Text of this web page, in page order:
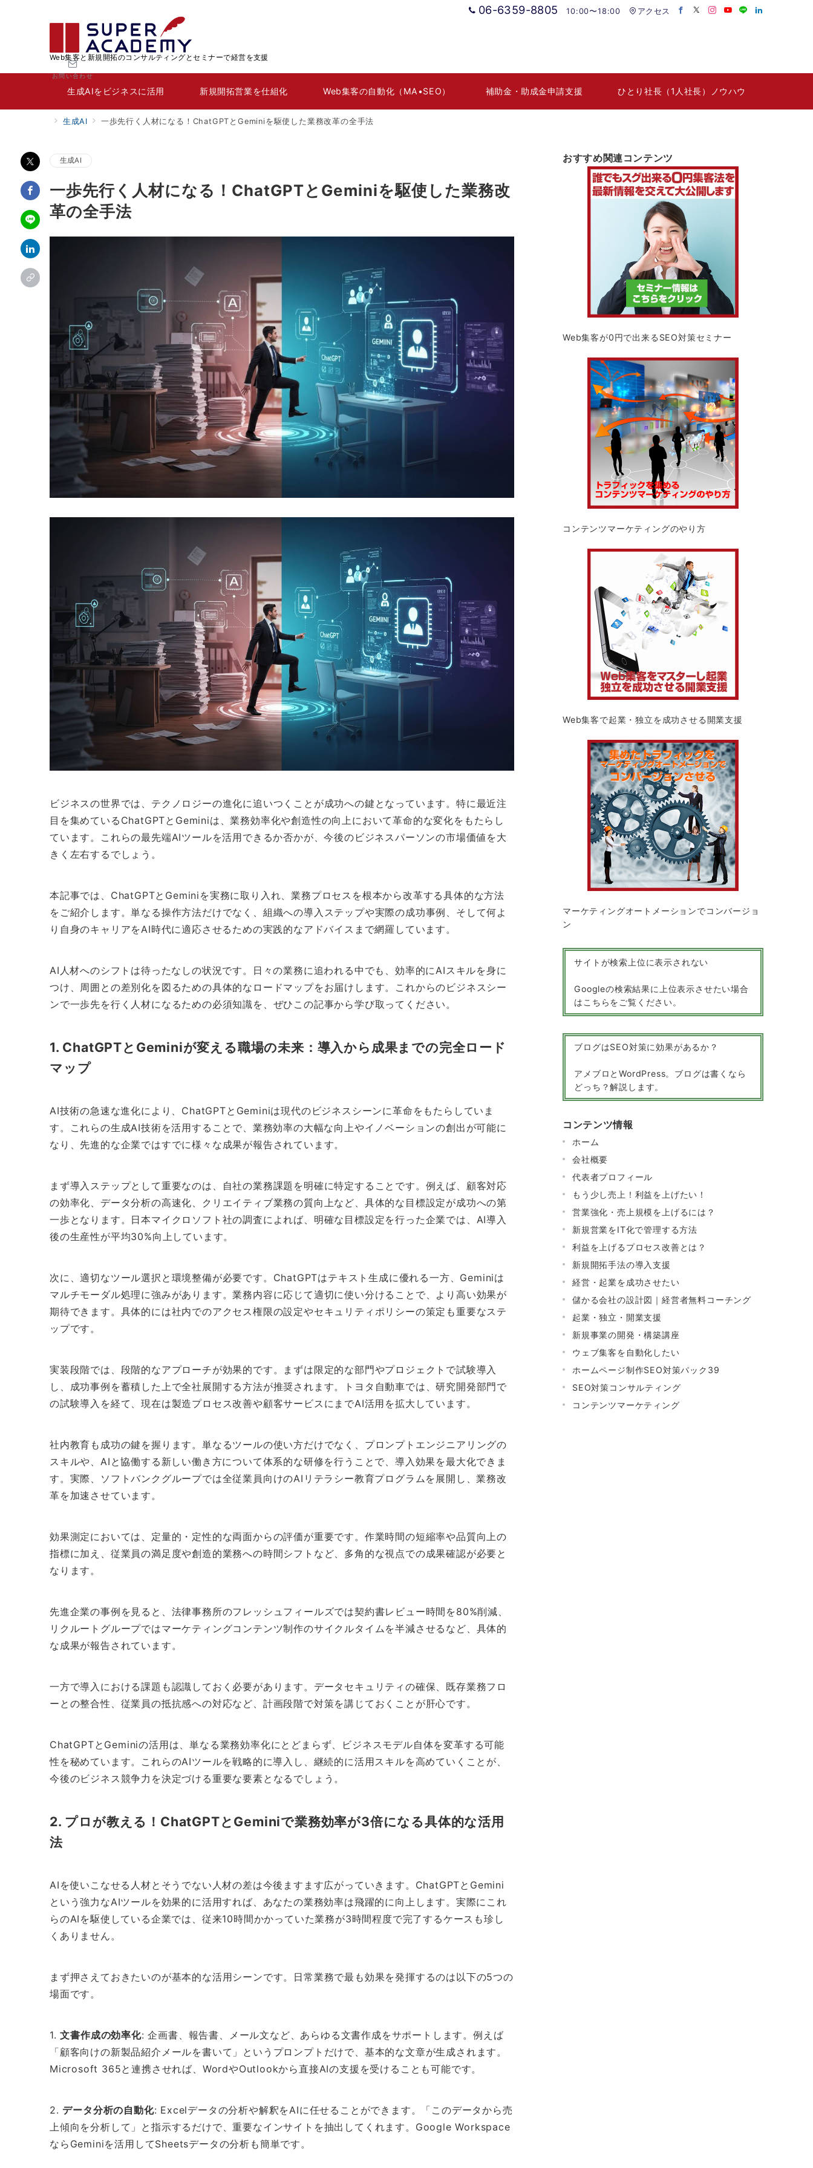
06-6359-8805 10:00〜18:00 アクセス
Web集客と新規開拓のコンサルティングとセミナーで経営を支援
お問い合わせ
生成AIをビジネスに活用 新規開拓営業を仕組化 Web集客の自動化（MA•SEO） 補助金・助成金申請支援 ひとり社長（1人社長）ノウハウ
生成AI 一歩先行く人材になる！ChatGPTとGeminiを駆使した業務改革の全手法
生成AI
一歩先行く人材になる！ChatGPTとGeminiを駆使した業務改
革の全手法
ビジネスの世界では、テクノロジーの進化に追いつくことが成功への鍵となっています。特に最近注
目を集めているChatGPTとGeminiは、業務効率化や創造性の向上において革命的な変化をもたらし
ています。これらの最先端AIツールを活用できるか否かが、今後のビジネスパーソンの市場価値を大
きく左右するでしょう。
本記事では、ChatGPTとGeminiを実務に取り入れ、業務プロセスを根本から改革する具体的な方法
をご紹介します。単なる操作方法だけでなく、組織への導入ステップや実際の成功事例、そして何よ
り自身のキャリアをAI時代に適応させるための実践的なアドバイスまで網羅しています。
AI人材へのシフトは待ったなしの状況です。日々の業務に追われる中でも、効率的にAIスキルを身に
つけ、周囲との差別化を図るための具体的なロードマップをお届けします。これからのビジネスシー
ンで一歩先を行く人材になるための必須知識を、ぜひこの記事から学び取ってください。
1. ChatGPTとGeminiが変える職場の未来：導入から成果までの完全ロード
マップ
AI技術の急速な進化により、ChatGPTとGeminiは現代のビジネスシーンに革命をもたらしていま
す。これらの生成AI技術を活用することで、業務効率の大幅な向上やイノベーションの創出が可能に
なり、先進的な企業ではすでに様々な成果が報告されています。
まず導入ステップとして重要なのは、自社の業務課題を明確に特定することです。例えば、顧客対応
の効率化、データ分析の高速化、クリエイティブ業務の質向上など、具体的な目標設定が成功への第
一歩となります。日本マイクロソフト社の調査によれば、明確な目標設定を行った企業では、AI導入
後の生産性が平均30%向上しています。
次に、適切なツール選択と環境整備が必要です。ChatGPTはテキスト生成に優れる一方、Geminiは
マルチモーダル処理に強みがあります。業務内容に応じて適切に使い分けることで、より高い効果が
期待できます。具体的には社内でのアクセス権限の設定やセキュリティポリシーの策定も重要なステ
ップです。
実装段階では、段階的なアプローチが効果的です。まずは限定的な部門やプロジェクトで試験導入
し、成功事例を蓄積した上で全社展開する方法が推奨されます。トヨタ自動車では、研究開発部門で
の試験導入を経て、現在は製造プロセス改善や顧客サービスにまでAI活用を拡大しています。
社内教育も成功の鍵を握ります。単なるツールの使い方だけでなく、プロンプトエンジニアリングの
スキルや、AIと協働する新しい働き方について体系的な研修を行うことで、導入効果を最大化できま
す。実際、ソフトバンクグループでは全従業員向けのAIリテラシー教育プログラムを展開し、業務改
革を加速させています。
効果測定においては、定量的・定性的な両面からの評価が重要です。作業時間の短縮率や品質向上の
指標に加え、従業員の満足度や創造的業務への時間シフトなど、多角的な視点での成果確認が必要と
なります。
先進企業の事例を見ると、法律事務所のフレッシュフィールズでは契約書レビュー時間を80%削減、
リクルートグループではマーケティングコンテンツ制作のサイクルタイムを半減させるなど、具体的
な成果が報告されています。
一方で導入における課題も認識しておく必要があります。データセキュリティの確保、既存業務フロ
ーとの整合性、従業員の抵抗感への対応など、計画段階で対策を講じておくことが肝心です。
ChatGPTとGeminiの活用は、単なる業務効率化にとどまらず、ビジネスモデル自体を変革する可能
性を秘めています。これらのAIツールを戦略的に導入し、継続的に活用スキルを高めていくことが、
今後のビジネス競争力を決定づける重要な要素となるでしょう。
2. プロが教える！ChatGPTとGeminiで業務効率が3倍になる具体的な活用
法
AIを使いこなせる人材とそうでない人材の差は今後ますます広がっていきます。ChatGPTとGemini
という強力なAIツールを効果的に活用すれば、あなたの業務効率は飛躍的に向上します。実際にこれ
らのAIを駆使している企業では、従来10時間かかっていた業務が3時間程度で完了するケースも珍し
くありません。
まず押さえておきたいのが基本的な活用シーンです。日常業務で最も効果を発揮するのは以下の5つの
場面です。
1.文書作成の効率化: 企画書、報告書、メール文など、あらゆる文書作成をサポートします。例えば
「顧客向けの新製品紹介メールを書いて」というプロンプトだけで、基本的な文章が生成されます。
Microsoft 365と連携させれば、WordやOutlookから直接AIの支援を受けることも可能です。
2. データ分析の自動化: Excelデータの分析や解釈をAIに任せることができます。「このデータから売
上傾向を分析して」と指示するだけで、重要なインサイトを抽出してくれます。Google Workspace
ならGeminiを活用してSheetsデータの分析も簡単です。
おすすめ関連コンテンツ
Web集客が0円で出来るSEO対策セミナー
コンテンツマーケティングのやり方
Web集客で起業・独立を成功させる開業支援
マーケティングオートメーションでコンバージョ
ン
サイトが検索上位に表示されない
Googleの検索結果に上位表示させたい場合
はこちらをご覧ください。
ブログはSEO対策に効果があるか？
アメブロとWordPress。ブログは書くなら
どっち？解説します。
コンテンツ情報
ホーム
会社概要
代表者プロフィール
もう少し売上！利益を上げたい！
営業強化・売上規模を上げるには？
新規営業をIT化で管理する方法
利益を上げるプロセス改善とは？
新規開拓手法の導入支援
経営・起業を成功させたい
儲かる会社の設計図｜経営者無料コーチング
起業・独立・開業支援
新規事業の開発・構築講座
ウェブ集客を自動化したい
ホームページ制作SEO対策パック39
SEO対策コンサルティング
コンテンツマーケティング